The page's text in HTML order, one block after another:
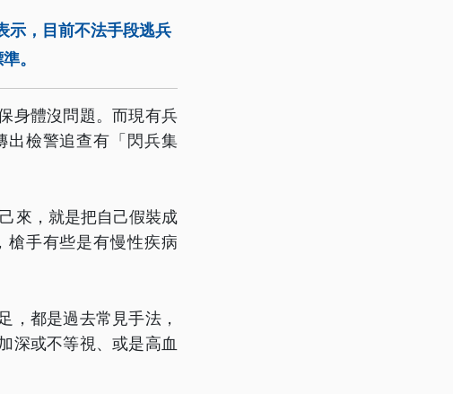
示，目前不法手段逃兵
。
身體沒問題。而現有兵
出檢警追查有「閃兵集
來，就是把自己假裝成
手有些是有慢性疾病
，都是過去常見手法，
深或不等視、或是高血